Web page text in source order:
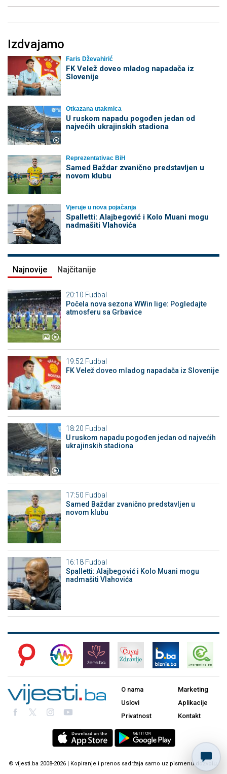
Izdvajamo
Faris Dževahirić
FK Velež doveo mladog napadača iz
Slovenije
Otkazana utakmica
U ruskom napadu pogođen jedan od
najvećih ukrajinskih stadiona
Reprezentativac BiH
Samed Baždar zvanično predstavljen u
novom klubu
Vjeruje u nova pojačanja
Spalletti: Alajbegović i Kolo Muani mogu
nadmašiti Vlahovića
Najnovije Najčitanije
20:10 Fudbal
Počela nova sezona WWin lige: Pogledajte
atmosferu sa Grbavice
19:52 Fudbal
FK Velež doveo mladog napadača iz Slovenije
18:20 Fudbal
U ruskom napadu pogođen jedan od najvećih
ukrajinskih stadiona
17:50 Fudbal
Samed Baždar zvanično predstavljen u
novom klubu
16:18 Fudbal
Spalletti: Alajbegović i Kolo Muani mogu
nadmašiti Vlahovića
O nama
Uslovi
Privatnost
Marketing
Aplikacije
Kontakt
© vijesti.ba 2008-2026 | Kopiranje i prenos sadržaja samo uz pismenu dozvolu.